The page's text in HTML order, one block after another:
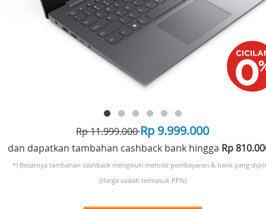
Rp 11.999.000Rp 9.999.000
dan dapatkan tambahan cashback bank hingga Rp
*) Besarnya tambahan cashback mengikuti metode pembayaran & bank yang
(Harga sudah termasuk PPN)